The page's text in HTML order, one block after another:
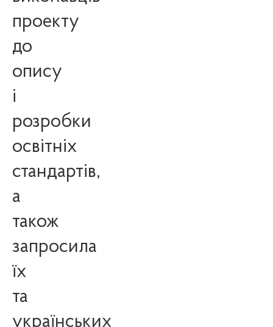
проекту
до
опису
і
розробки
освітніх
стандартів,
а
також
запросила
їх
та
українських